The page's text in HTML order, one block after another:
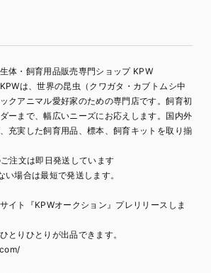
体・飼育用品販売専門ショップ KPW
は、世界の昆虫（クワガタ・カブトムシ中
クアニマル愛好家のための専門店です。飼育初
ーまで、幅広いニーズにお応えします。国内外
充実した飼育用品、標本、飼育キットを取り揃
注文は即日発送しています
場合は最短で発送します。
イト『KPWオークション』プレリリースしま
とりひとりが出品できます。